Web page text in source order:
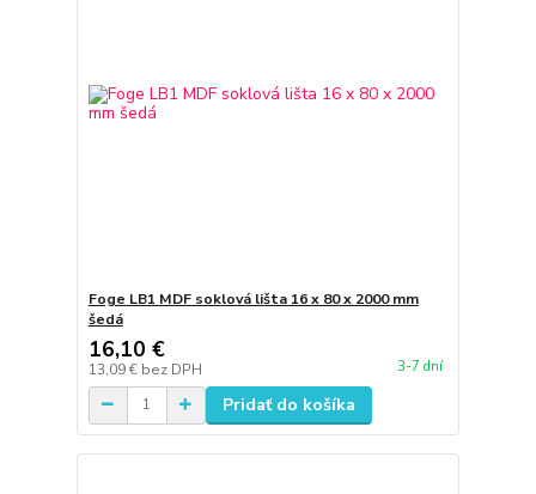
Foge LB1 MDF soklová lišta 16 x 80 x 2000 mm
šedá
16,10 €
13,09 € bez DPH 3-7 dní
Pridať do košíka